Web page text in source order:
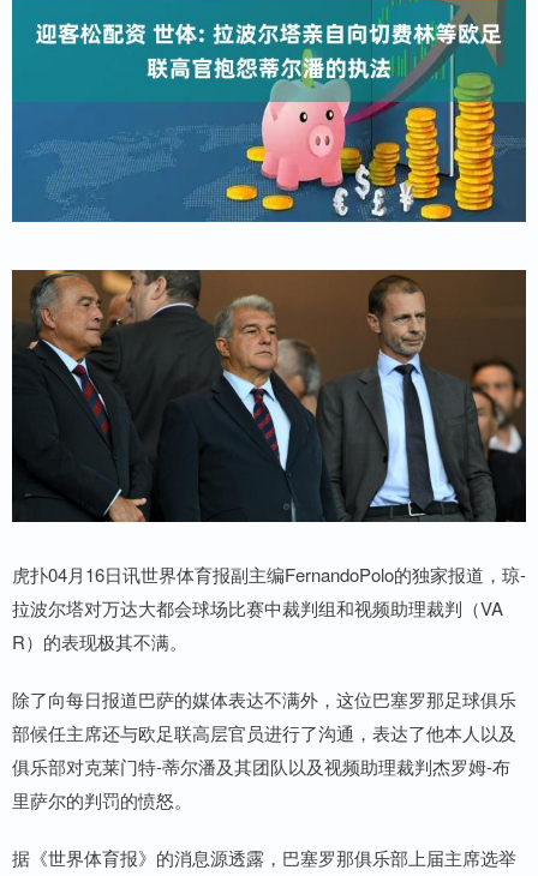
虎扑04月16日讯世界体育报副主编FernandoPolo的独家报道，琼-
拉波尔塔对万达大都会球场比赛中裁判组和视频助理裁判（VA
R）的表现极其不满。
除了向每日报道巴萨的媒体表达不满外，这位巴塞罗那足球俱乐
部候任主席还与欧足联高层官员进行了沟通，表达了他本人以及
俱乐部对克莱门特-蒂尔潘及其团队以及视频助理裁判杰罗姆-布
里萨尔的判罚的愤怒。
据《世界体育报》的消息源透露，巴塞罗那俱乐部上届主席选举